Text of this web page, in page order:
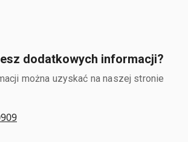
dodatkowych informacji?
można uzyskać na naszej stronie